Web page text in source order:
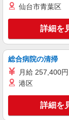
キー
加藤石油株式会
仙台市青葉区
詳細を
総合病院の清掃
月給 257,400円
港区
詳細を